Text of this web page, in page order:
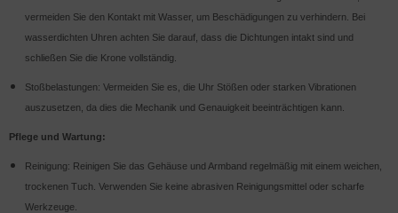
vermeiden Sie den Kontakt mit Wasser, um Beschädigungen zu verhindern. Bei
wasserdichten Uhren achten Sie darauf, dass die Dichtungen intakt sind und
schließen Sie die Krone vollständig.
Stoßbelastungen: Vermeiden Sie es, die Uhr Stößen oder starken Vibrationen
auszusetzen, da dies die Mechanik und Genauigkeit beeinträchtigen kann.
Pflege und Wartung:
Reinigung: Reinigen Sie das Gehäuse und Armband regelmäßig mit einem weichen,
trockenen Tuch. Verwenden Sie keine abrasiven Reinigungsmittel oder scharfe
Werkzeuge.